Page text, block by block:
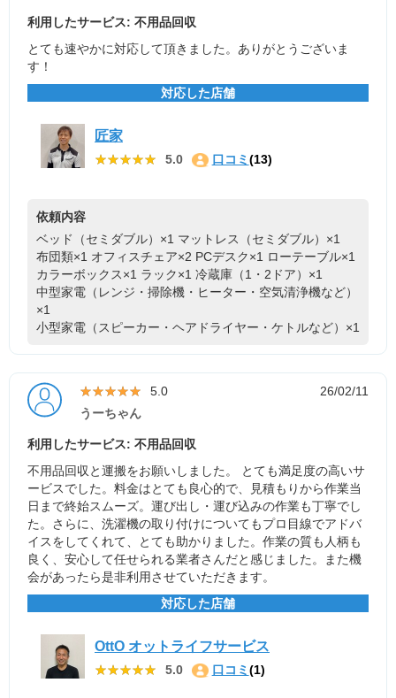
利用したサービス: 不用品回収
とても速やかに対応して頂きました。ありがとうございま
す！
対応した店舗
匠家
★★★★★
★★★★★ 5.0 口コミ (13)
依頼内容
ベッド（セミダブル）×1 マットレス（セミダブル）×1
布団類×1 オフィスチェア×2 PCデスク×1 ローテーブル×1
カラーボックス×1 ラック×1 冷蔵庫（1・2ドア）×1
中型家電（レンジ・掃除機・ヒーター・空気清浄機など）
×1
小型家電（スピーカー・ヘアドライヤー・ケトルなど）×1
★★★★★
★★★★★ 5.0
26/02/11
うーちゃん
利用したサービス: 不用品回収
不用品回収と運搬をお願いしました。 とても満足度の高いサ
ービスでした。料金はとても良心的で、見積もりから作業当
日まで終始スムーズ。運び出し・運び込みの作業も丁寧でし
た。さらに、洗濯機の取り付けについてもプロ目線でアドバ
イスをしてくれて、とても助かりました。作業の質も人柄も
良く、安心して任せられる業者さんだと感じました。また機
会があったら是非利用させていただきます。
対応した店舗
OttO オットライフサービス
★★★★★
★★★★★ 5.0 口コミ (1)